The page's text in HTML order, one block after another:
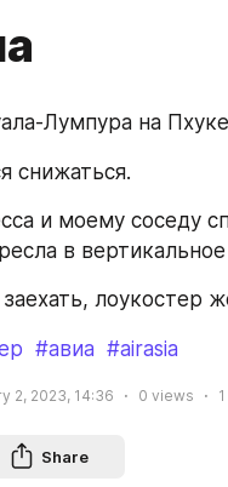
Лумпура на
снижаться.
и моему соседу
в
лоукостер
#авиа #airasia
2, 2023, 14:36 0 views 1
Share